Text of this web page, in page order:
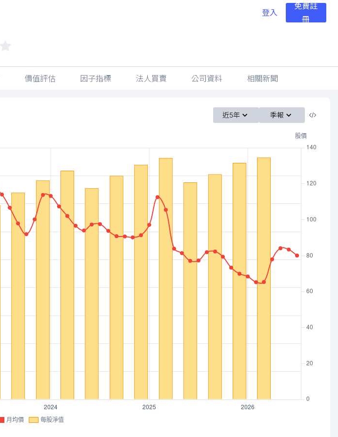
登入
免費註
冊
價值評估 因子指標 法人買賣 公司資料 相關新聞
近5年 季報
月均價 每股淨值